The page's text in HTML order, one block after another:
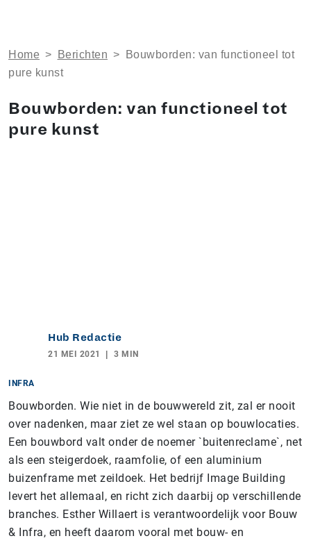
Home > Berichten >
Bouwborden: van functioneel tot
pure kunst
Bouwborden: van functioneel tot
pure kunst
Hub Redactie
21 MEI 2021 3 MIN
INFRA
Bouwborden. Wie niet in de bouwwereld zit, zal er nooit
over nadenken, maar ziet ze wel staan op bouwlocaties.
Een bouwbord valt onder de noemer `buitenreclame`, net
als een steigerdoek, raamfolie, of een aluminium
buizenframe met zeildoek. Het bedrijf Image Building
levert het allemaal, en richt zich daarbij op verschillende
branches. Esther Willaert is verantwoordelijk voor Bouw
& Infra, en heeft daarom vooral met bouw- en